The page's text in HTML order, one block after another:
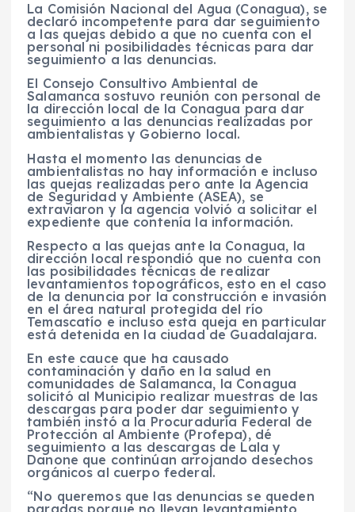
La Comisión Nacional del Agua (Conagua), se
declaró incompetente para dar seguimiento
a las quejas debido a que no cuenta con el
personal ni posibilidades técnicas para dar
seguimiento a las denuncias.
El Consejo Consultivo Ambiental de
Salamanca sostuvo reunión con personal de
la dirección local de la Conagua para dar
seguimiento a las denuncias realizadas por
ambientalistas y Gobierno local.
Hasta el momento las denuncias de
ambientalistas no hay información e incluso
las quejas realizadas pero ante la Agencia
de Seguridad y Ambiente (ASEA), se
extraviaron y la agencia volvió a solicitar el
expediente que contenía la información.
Respecto a las quejas ante la Conagua, la
dirección local respondió que no cuenta con
las posibilidades técnicas de realizar
levantamientos topográficos, esto en el caso
de la denuncia por la construcción e invasión
en el área natural protegida del río
Temascatío e incluso esta queja en particular
está detenida en la ciudad de Guadalajara.
En este cauce que ha causado
contaminación y daño en la salud en
comunidades de Salamanca, la Conagua
solicitó al Municipio realizar muestras de las
descargas para poder dar seguimiento y
también instó a la Procuraduría Federal de
Protección al Ambiente (Profepa), dé
seguimiento a las descargas de Lala y
Danone que continúan arrojando desechos
orgánicos al cuerpo federal.
“No queremos que las denuncias se queden
paradas porque no llevan levantamiento